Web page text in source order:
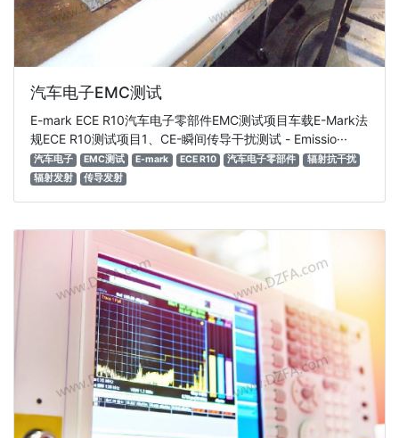
汽车电子EMC测试
E-mark ECE R10汽车电子零部件EMC测试项目车载E-Mark法
规ECE R10测试项目1、CE-瞬间传导干扰测试 - Emissio···
汽车电子 EMC测试 E-mark ECE R10 汽车电子零部件
辐射抗干扰
辐射发射
传导发射